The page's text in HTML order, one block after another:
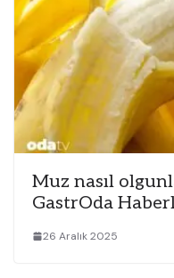
Muz nasıl
GastrOda
26 Aralık 2025